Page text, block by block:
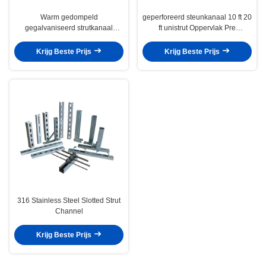
Warm gedompeld
gegalvaniseerd strutkanaal
koolstofstaalprofiel C-kanaal
Krijg Beste Prijs
geperforeerd steunkanaal 10 ft 20
ft unistrut Oppervlak Pre
Q235
Krijg Beste Prijs
316 Stainless Steel Slotted Strut
Channel
Krijg Beste Prijs